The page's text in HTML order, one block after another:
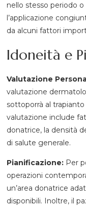
nello stesso periodo
l’applicazione
da alcuni fattori
Idoneità e
Valutazione
valutazione
sottoporrà al
valutazione include
donatrice, la densità
di salute generale.
Pianificazione: Per
operazioni
un’area donatrice
disponibili. Inoltre, il